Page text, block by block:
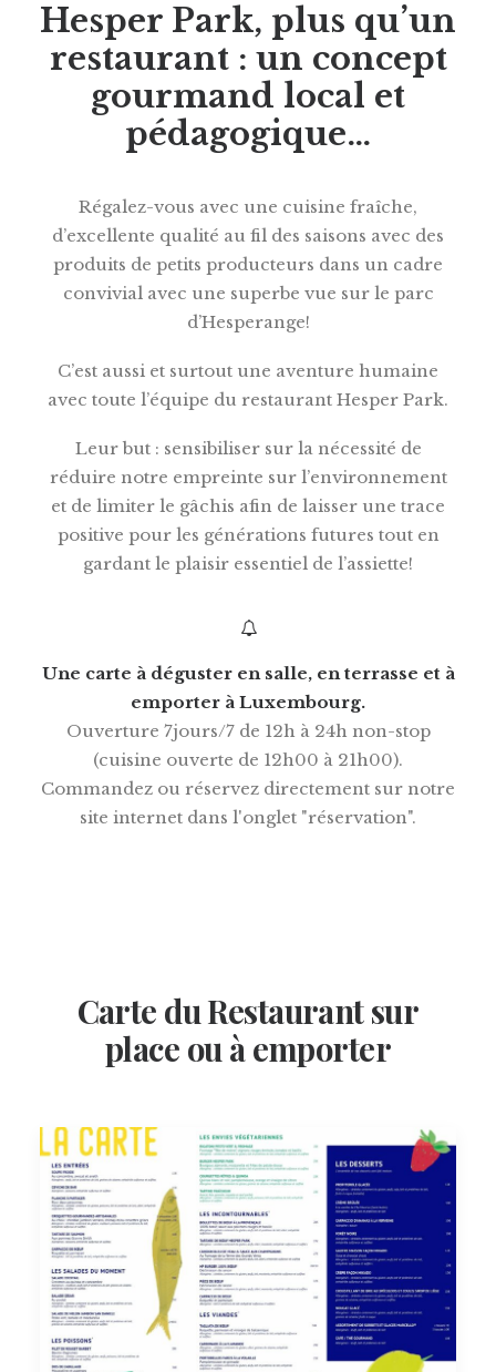
Hesper Park, plus qu’un
restaurant : un concept
gourmand local et
pédagogique…
Régalez-vous avec une cuisine fraîche,
d’excellente qualité au fil des saisons avec des
produits de petits producteurs dans un cadre
convivial avec une superbe vue sur le parc
d’Hesperange!
C’est aussi et surtout une aventure humaine
avec toute l’équipe du restaurant Hesper Park.
Leur but : sensibiliser sur la nécessité de
réduire notre empreinte sur l’environnement
et de limiter le gâchis afin de laisser une trace
positive pour les générations futures tout en
gardant le plaisir essentiel de l’assiette!
Une carte à déguster en salle, en terrasse et à
emporter à Luxembourg.
Ouverture 7jours/7 de 12h à 24h non-stop
(cuisine ouverte de 12h00 à 21h00).
Commandez ou réservez directement sur notre
site internet dans l'onglet "réservation".
Carte du Restaurant sur
place ou à emporter